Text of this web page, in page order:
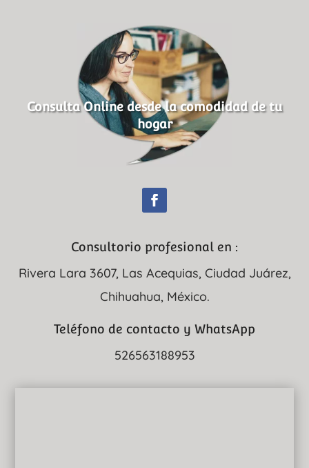
Consulta Online desde la comodidad de tu
hogar
Consultorio profesional en :
Rivera Lara 3607, Las Acequias, Ciudad Juárez,
Chihuahua, México.
Teléfono de contacto y WhatsApp
526563188953